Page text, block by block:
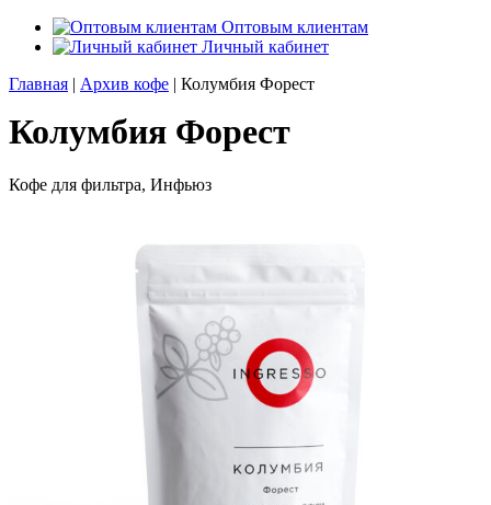
Оптовым клиентам
Личный кабинет
Главная | Архив кофе | Колумбия Форест
Колумбия Форест
Кофе для фильтра, Инфьюз